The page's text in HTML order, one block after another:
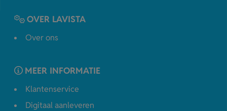
OVER LAVISTA
Over ons
MEER INFORMATIE
Klantenservice
Digitaal aanleveren